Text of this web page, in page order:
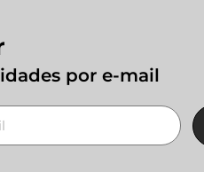
por e-mail